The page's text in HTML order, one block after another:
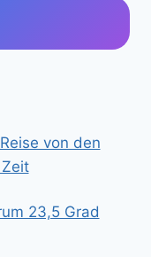
von den
23,5 Grad